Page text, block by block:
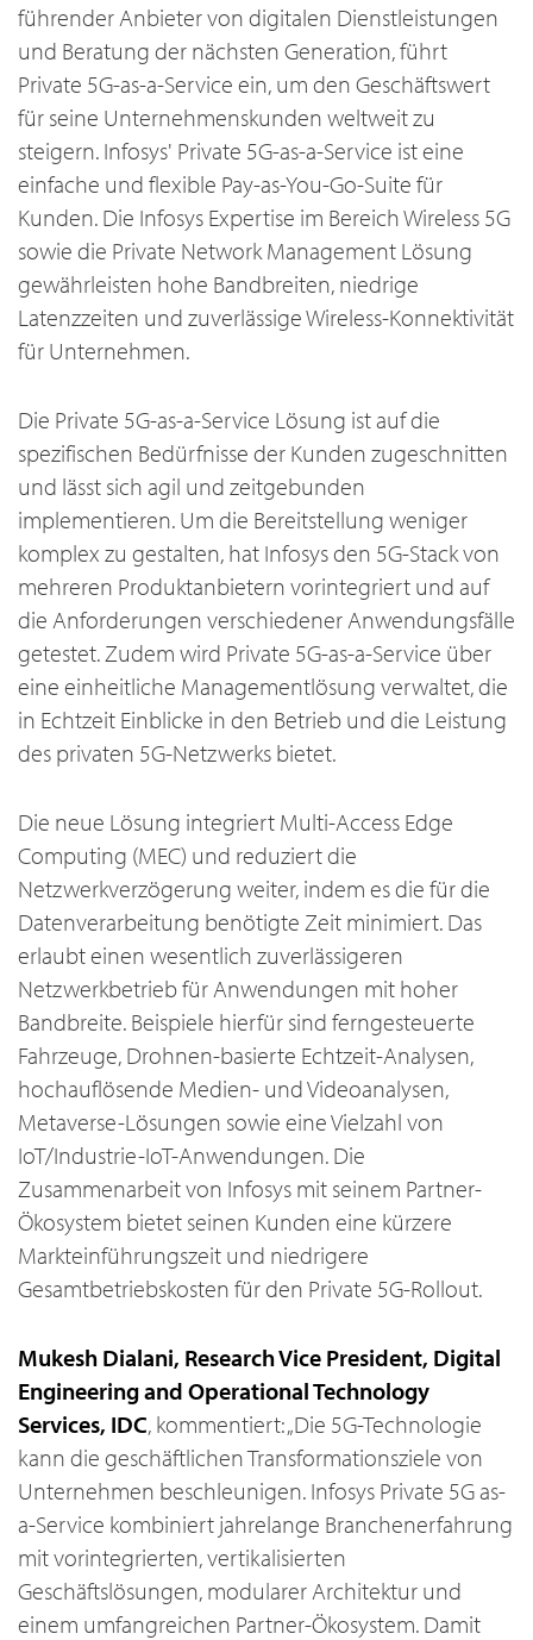
führender Anbieter von digitalen Dienstleistungen
und Beratung der nächsten Generation, führt
Private 5G-as-a-Service ein, um den Geschäftswert
für seine Unternehmenskunden weltweit zu
steigern. Infosys' Private 5G-as-a-Service ist eine
einfache und flexible Pay-as-You-Go-Suite für
Kunden. Die Infosys Expertise im Bereich Wireless 5G
sowie die Private Network Management Lösung
gewährleisten hohe Bandbreiten, niedrige
Latenzzeiten und zuverlässige Wireless-Konnektivität
für Unternehmen.
Die Private 5G-as-a-Service Lösung ist auf die
spezifischen Bedürfnisse der Kunden zugeschnitten
und lässt sich agil und zeitgebunden
implementieren. Um die Bereitstellung weniger
komplex zu gestalten, hat Infosys den 5G-Stack von
mehreren Produktanbietern vorintegriert und auf
die Anforderungen verschiedener Anwendungsfälle
getestet. Zudem wird Private 5G-as-a-Service über
eine einheitliche Managementlösung verwaltet, die
in Echtzeit Einblicke in den Betrieb und die Leistung
des privaten 5G-Netzwerks bietet.
Die neue Lösung integriert Multi-Access Edge
Computing (MEC) und reduziert die
Netzwerkverzögerung weiter, indem es die für die
Datenverarbeitung benötigte Zeit minimiert. Das
erlaubt einen wesentlich zuverlässigeren
Netzwerkbetrieb für Anwendungen mit hoher
Bandbreite. Beispiele hierfür sind ferngesteuerte
Fahrzeuge, Drohnen-basierte Echtzeit-Analysen,
hochauflösende Medien- und Videoanalysen,
Metaverse-Lösungen sowie eine Vielzahl von
IoT/Industrie-IoT-Anwendungen. Die
Zusammenarbeit von Infosys mit seinem Partner-
Ökosystem bietet seinen Kunden eine kürzere
Markteinführungszeit und niedrigere
Gesamtbetriebskosten für den Private 5G-Rollout.
Mukesh Dialani, Research Vice President, Digital
Engineering and Operational Technology
Services, IDC, kommentiert: „Die 5G-Technologie
kann die geschäftlichen Transformationsziele von
Unternehmen beschleunigen. Infosys Private 5G as-
a-Service kombiniert jahrelange Branchenerfahrung
mit vorintegrierten, vertikalisierten
Geschäftslösungen, modularer Architektur und
einem umfangreichen Partner-Ökosystem. Damit